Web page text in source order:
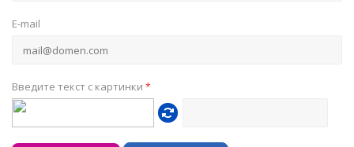
E-mail
Введите текст с картинки *